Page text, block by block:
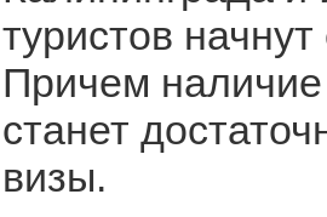
туристов
Причем
станет
визы.